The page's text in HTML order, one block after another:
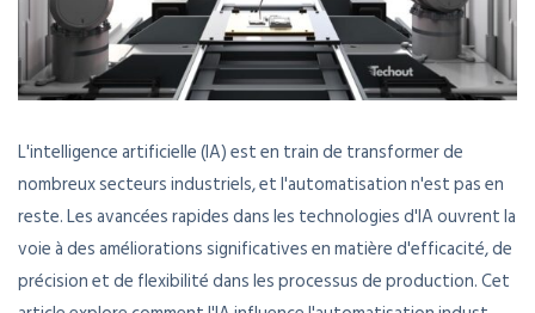
L'intelligence artificielle (IA) est en train de transformer de
nombreux secteurs industriels, et l'automatisation n'est pas en
reste. Les avancées rapides dans les technologies d'IA ouvrent la
voie à des améliorations significatives en matière d'efficacité, de
précision et de flexibilité dans les processus de production. Cet